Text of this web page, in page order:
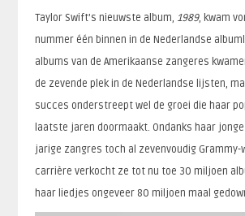
Taylor Swift’s nieuwste album, 1989, kwam
nummer één binnen in de Nederlandse
albums van de Amerikaanse zangeres
de zevende plek in de Nederlandse lijsten,
succes onderstreept wel de groei die haar
laatste jaren doormaakt. Ondanks haar
jarige zangres toch al zevenvoudig Grammy-
carrière verkocht ze tot nu toe 30 miljoen
haar liedjes ongeveer 80 miljoen maal